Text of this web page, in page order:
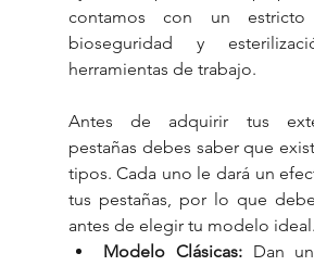
contamos con un
bioseguridad y
herramientas de trabajo.
Antes de adquirir tus
pestañas debes saber que
tipos. Cada uno le dará un
tus pestañas, por lo que
antes de elegir tu modelo ideal.
Modelo Clásicas: Dan